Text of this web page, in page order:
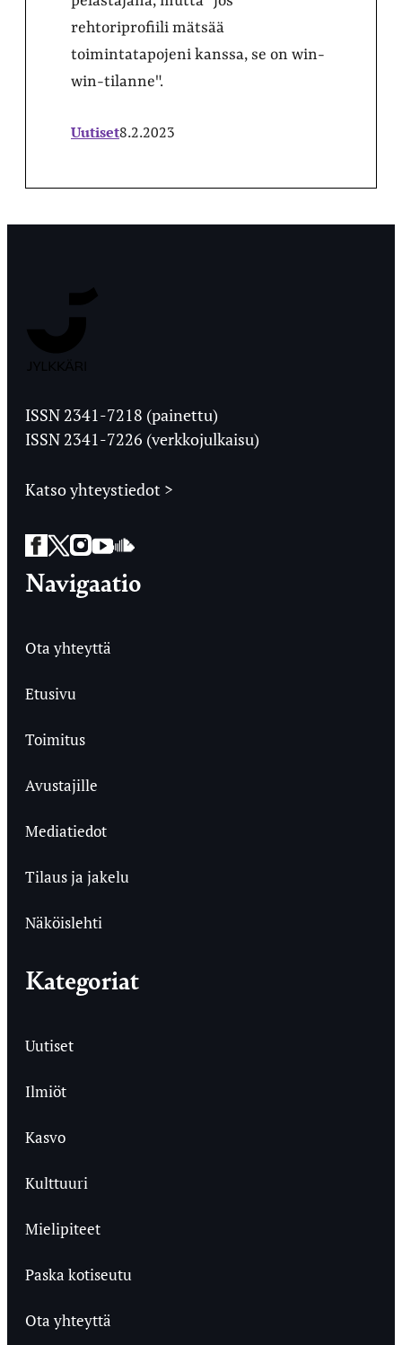
rehtoriprofiili mätsää
toimintatapojeni kanssa, se on win-
win-tilanne".
Uutiset8.2.2023
Ylioppilaslehti
ISSN 2341-7218 (painettu)
ISSN 2341-7226 (verkkojulkaisu)
Katso yhteystiedot >
Facebook
Twitter
Instagram
YouTube
SoundCloud
Navigaatio
Ota yhteyttä
Etusivu
Toimitus
Avustajille
Mediatiedot
Tilaus ja jakelu
Näköislehti
Kategoriat
Uutiset
Ilmiöt
Kasvo
Kulttuuri
Mielipiteet
Paska kotiseutu
Ota yhteyttä